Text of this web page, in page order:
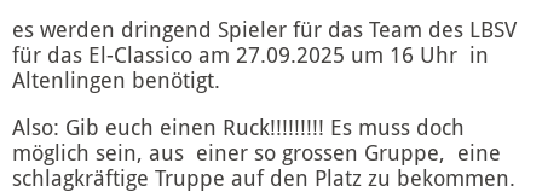
es werden dringend Spieler für das Team des LBSV
für das El-Classico am 27.09.2025 um 16 Uhr in
Altenlingen benötigt.
Also: Gib euch einen Ruck!!!!!!!!! Es muss doch
möglich sein, aus einer so grossen Gruppe, eine
schlagkräftige Truppe auf den Platz zu bekommen.